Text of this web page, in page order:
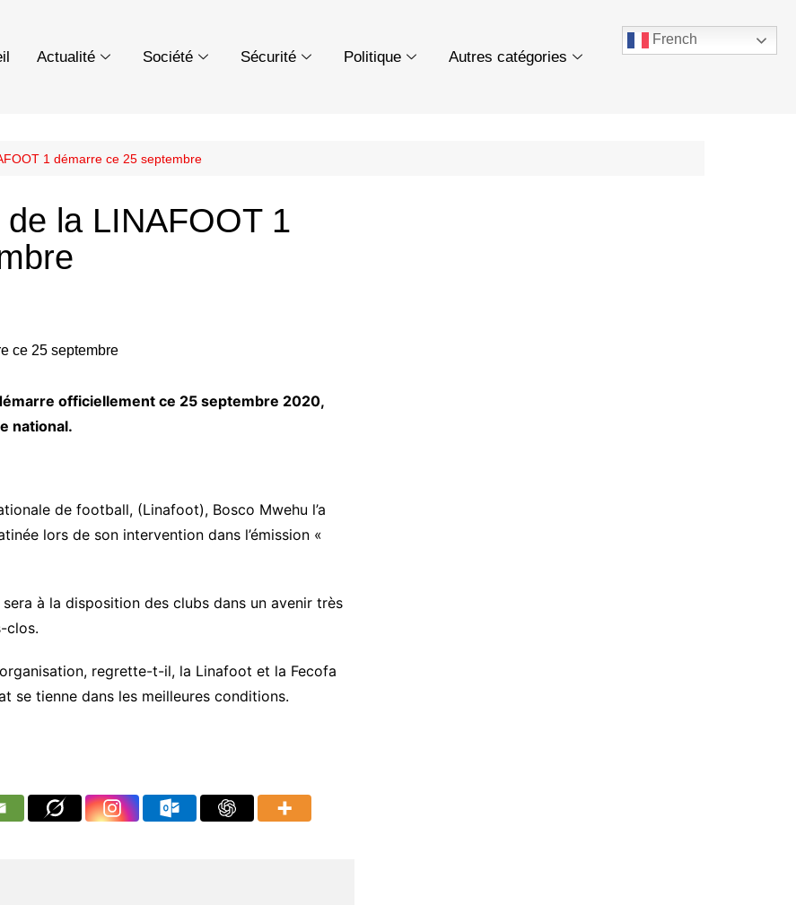
Actualité Société Sécurité Politique Autres catégories
French
1 démarre ce 25 septembre
la LINAFOOT 1
officiellement ce 25 septembre 2020,
national.
de football, (Linafoot), Bosco Mwehu l’a
lors de son intervention dans l’émission «
à la disposition des clubs dans un avenir très
clos.
regrette-t-il, la Linafoot et la Fecofa
se tienne dans les meilleures conditions.